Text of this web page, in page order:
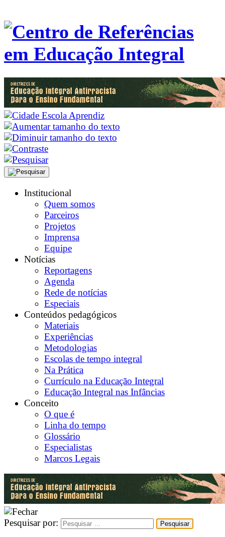
Institucional
Quem somos
Parceiros
Projetos
Imprensa
Equipe
Notícias
Reportagens
Agenda
Rede de notícias
Especiais
Conteúdos pedagógicos
Materiais
Experiências
Metodologias
Escolas de tempo integral
Na Prática
Currículo na Educação Integral
Educação Integral nas Infâncias
Conceito
O que é
Linha do tempo
Glossário
Especialistas
Marcos Legais
Pesquisar por: